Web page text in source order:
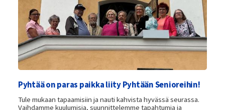
Pyhtää on paras paikka liity Pyhtään Senioreihin!
Tule mukaan tapaamisiin ja nauti kahvista hyvässä seurassa.
Vaihdamme kuulumisia, suunnittelemme tapahtumia ja